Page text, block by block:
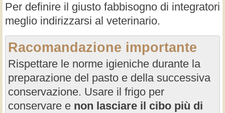
Per definire il giusto fabbisogno di integratori
meglio indirizzarsi al veterinario.
Racomandazione importante
Rispettare le norme igieniche durante la
preparazione del pasto e della successiva
conservazione. Usare il frigo per
conservare e non lasciare il cibo più di